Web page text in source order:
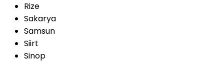
Rize
Sakarya
Samsun
Siirt
Sinop